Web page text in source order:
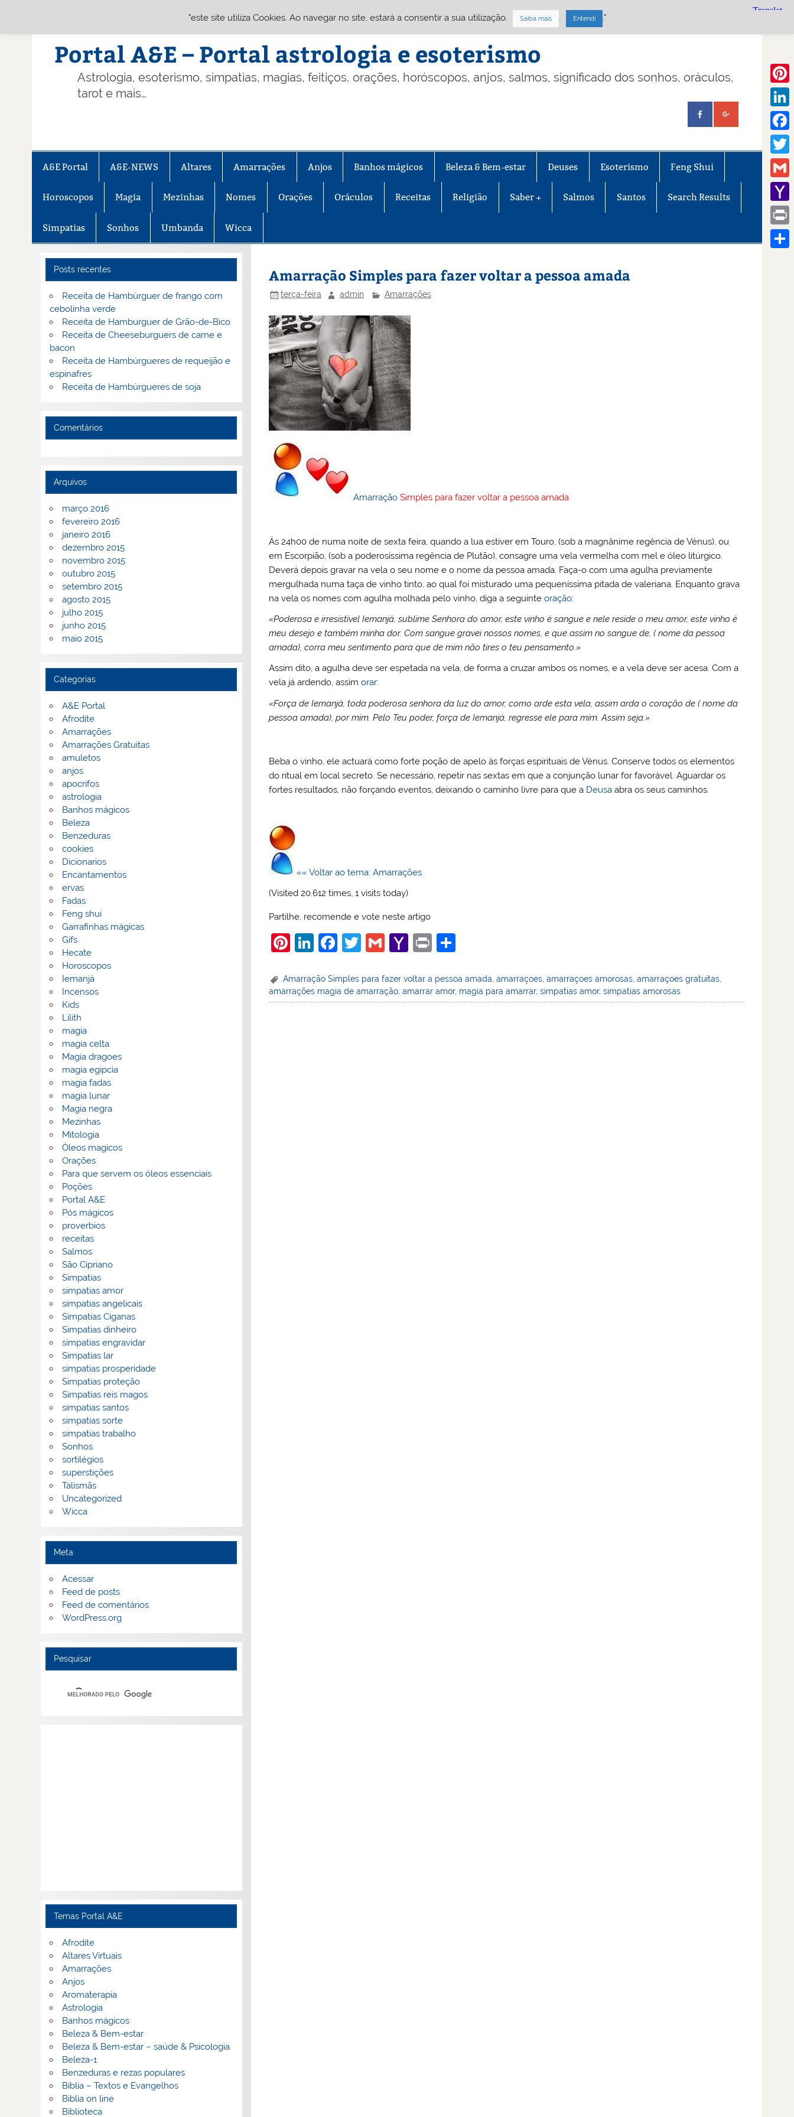
Portal A&E – Portal astrologia e esoterismo
Astrologia, esoterismo, simpatias, magias, feitiços, orações, horóscopos, anjos, salmos, significado dos sonhos, oráculos,
tarot e mais…
A&E Portal A&E-NEWS Altares Amarrações Anjos Banhos mágicos Beleza & Bem-estar Deuses Esoterismo Feng Shui
Horoscopos Magia Mezinhas Nomes Orações Oráculos Receitas Religião Saber + Salmos Santos Search Results
Simpatias Sonhos Umbanda Wicca
Amarração Simples para fazer voltar a pessoa amada
terça-feira admin Amarrações
Amarração Simples para fazer voltar a pessoa amada
Ás 24h00 de numa noite de sexta feira, quando a lua estiver em Touro, (sob a magnânime regência de Vénus), ou
em Escorpião, (sob a poderosíssima regência de Plutão), consagre uma vela vermelha com mel e óleo litúrgico.
Deverá depois gravar na vela o seu nome e o nome da pessoa amada. Faça-o com uma agulha previamente
mergulhada numa taça de vinho tinto, ao qual foi misturado uma pequeníssima pitada de valeriana. Enquanto grava
na vela os nomes com agulha molhada pelo vinho, diga a seguinteoração:
«Poderosa e irresistível Iemanjá, sublime Senhora do amor, este vinho é sangue e nele reside o meu amor, este vinho é
meu desejo e também minha dor. Com sangue gravei nossos nomes, e que assim no sangue de, ( nome da pessoa
amada), corra meu sentimento para que de mim não tires o teu pensamento.»
Assim dito, a agulha deve ser espetada na vela, de forma a cruzar ambos os nomes, e a vela deve ser acesa. Com a
vela já ardendo, assimorar:
«Força de Iemanjá, toda poderosa senhora da luz do amor, como arde esta vela, assim arda o coração de ( nome da
pessoa amada), por mim. Pelo Teu poder, força de Iemanjá, regresse ele para mim. Assim seja.»
Beba o vinho, ele actuará como forte poção de apelo ás forças espirituais de Vénus. Conserve todos os elementos
do ritual em local secreto. Se necessário, repetir nas sextas em que a conjunção lunar for favorável. Aguardar os
fortes resultados, não forçando eventos, deixando o caminho livre para que a Deusa abra os seus caminhos.
«« Voltar ao tema: Amarrações
(Visited 20.612 times, 1 visits today)
Partilhe, recomende e vote neste artigo
Pi
er
e
Li
k
e
F
c
e
T
itt
er
G
ai
l
Y
h
o
Pr
t
ar
e
Amarração Simples para fazer voltar a pessoa amada ,amarraçoes ,amarraçoes amorosas ,amarraçoes gratuitas
amarrações magia de amarração,amarrar amor, magia para amarrar,simpatias amor,simpatias amorosas
Posts recentes
Receita de Hambúrguer de frango com
cebolinha verde
Receita de Hamburguer de Grão-de-Bico
Receita de Cheeseburguers de carne e
bacon
Receita de Hambúrgueres de requeijão e
espinafres
Receita de Hambúrgueres de soja
Comentários
Arquivos
março 2016
fevereiro 2016
janeiro 2016
dezembro 2015
novembro 2015
outubro 2015
setembro 2015
agosto 2015
julho 2015
junho 2015
maio 2015
Categorias
A&E Portal
Afrodite
Amarrações
Amarrações Gratuitas
amuletos
anjos
apocrifos
astrologia
Banhos mágicos
Beleza
Benzeduras
cookies
Dicionarios
Encantamentos
ervas
Fadas
Feng shui
Garrafinhas mágicas
Gifs
Hecate
Horoscopos
Iemanjá
Incensos
Kids
Lilith
magia
magia celta
Magia dragoes
magia egipcia
magia fadas
magia lunar
Magia negra
Mezinhas
Mitologia
Óleos magicos
Orações
Para que servem os óleos essenciais
Poções
Portal A&E
Pós mágicos
proverbios
receitas
Salmos
São Cipriano
Simpatias
simpatias amor
simpatias angelicais
Simpatias Ciganas
Simpatias dinheiro
simpatias engravidar
Simpatias lar
simpatias prosperidade
Simpatias proteção
Simpatias reis magos
simpatias santos
simpatias sorte
simpatias trabalho
Sonhos
sortilégios
superstições
Talismãs
Uncategorized
Wicca
Meta
Acessar
Feed de posts
Feed de comentários
WordPress.org
Pesquisar
Temas Portal A&E
Afrodite
Altares Virtuais
Amarrações
Anjos
Aromaterapia
Astrologia
Banhos mágicos
Beleza & Bem-estar
Beleza & Bem-estar – saúde & Psicologia
Beleza-1
Benzeduras e rezas populares
Bíblia – Textos e Evangelhos
Biblia on line
Biblioteca
Gmail
Mail
Print
"este site utiliza Cookies. Ao navegar no site, estará a consentir a sua utilização. Saiba mais . Entendi ."